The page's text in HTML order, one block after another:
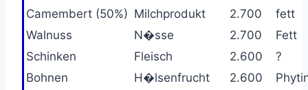
Camembert (50%) Milchprodukt 2.700
fett
Walnuss
N�sse 2.700
Fett
Schinken
Fleisch 2.600
?
Bohnen
H�lsenfrucht 2.600